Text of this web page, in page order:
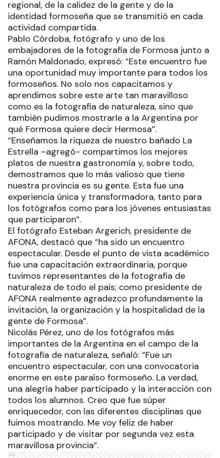
regional, de la calidez de la gente y de la
identidad formoseña que se transmitió en cada
actividad compartida.
Pablo Córdoba, fotógrafo y uno de los
embajadores de la fotografía de Formosa junto a
Ramón Maldonado, expresó: “Este encuentro fue
una oportunidad muy importante para todos los
formoseños. No solo nos capacitamos y
aprendimos sobre este arte tan maravilloso
como es la fotografía de naturaleza, sino que
también pudimos mostrarle a la Argentina por
qué Formosa quiere decir Hermosa”.
“Enseñamos la riqueza de nuestro bañado La
Estrella –agregó- compartimos los mejores
platos de nuestra gastronomía y, sobre todo,
demostramos que lo más valioso que tiene
nuestra provincia es su gente. Esta fue una
experiencia única y transformadora, tanto para
los fotógrafos como para los jóvenes entusiastas
que participaron”.
El fotógrafo Esteban Argerich, presidente de
AFONA, destacó que “ha sido un encuentro
espectacular. Desde el punto de vista académico
fue una capacitación extraordinaria, porque
tuvimos representantes de la fotografía de
naturaleza de todo el país; como presidente de
AFONA realmente agradezco profundamente la
invitación, la organización y la hospitalidad de la
gente de Formosa”.
Nicolás Pérez, uno de los fotógrafos más
importantes de la Argentina en el campo de la
fotografía de naturaleza, señaló: “Fue un
encuentro espectacular, con una convocatoria
enorme en este paraíso formoseño. La verdad,
una alegría haber participado y la interacción con
todos los alumnos. Creo que fue súper
enriquecedor, con las diferentes disciplinas que
fuimos mostrando. Me voy feliz de haber
participado y de visitar por segunda vez esta
maravillosa provincia”.
Ads